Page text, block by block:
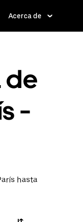
Acerca de
de
-
hasta